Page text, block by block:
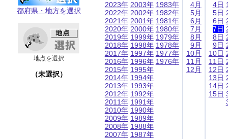
都府県・地方を選択
地点を選択
（未選択）
2023年
2022年
2021年
2020年
2019年
2018年
2017年
2016年
2015年
2014年
2013年
2012年
2011年
2010年
2009年
2008年
2007年
2003年
2002年
2001年
2000年
1999年
1998年
1997年
1996年
1995年
1994年
1993年
1992年
1991年
1990年
1989年
1988年
1987年
1983年
1982年
1981年
1980年
1979年
1978年
1977年
1976年
4月
5月
6月
7月
8月
9月
10月
11月
12月
4日
5日
6日
7日
8日
9日
10日
11日
12日
13日
14日
15日